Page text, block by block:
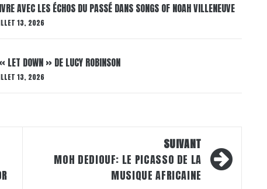
AVEC LES ÉCHOS DU PASSÉ DANS SONGS OF NOAH VILLENEUVE
13, 2026
LET DOWN » DE LUCY ROBINSON
13, 2026
SUIVANT
MOH DEDIOUF: LE PICASSO DE LA
MUSIQUE AFRICAINE